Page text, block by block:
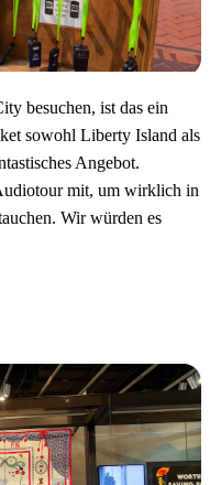
besuchen, ist das ein
sowohl Liberty Island als
Angebot.
mit, um wirklich in
Wir würden es